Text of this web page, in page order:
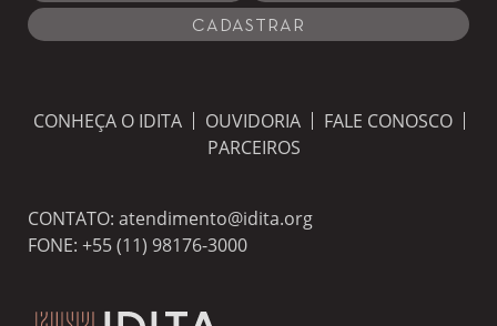
CONHEÇA O IDITA OUVIDORIA
FALE CONOSCO
PARCEIROS
CONTATO: atendimento@idita.org
FONE: +55 (11) 98176-3000